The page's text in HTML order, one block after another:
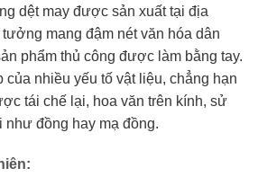
dệt may được sản xuất tại địa
mang đậm nét văn hóa dân
phẩm thủ công được làm bằng tay.
nhiều yếu tố vật liệu, chẳng hạn
tái chế lại, hoa văn trên kính, sử
như đồng hay mạ đồng.